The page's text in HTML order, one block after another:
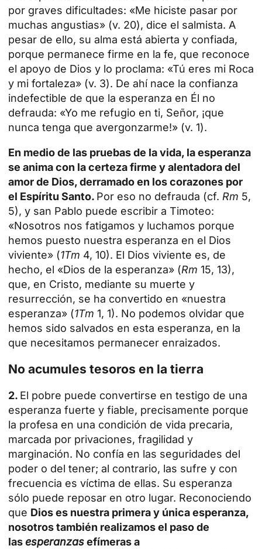
por graves dificultades: «Me hiciste pasar por
muchas angustias» (v. 20), dice el salmista. A
pesar de ello, su alma está abierta y confiada,
porque permanece firme en la fe, que reconoce
el apoyo de Dios y lo proclama: «Tú eres mi Roca
y mi fortaleza» (v. 3). De ahí nace la confianza
indefectible de que la esperanza en Él no
defrauda: «Yo me refugio en ti, Señor, ¡que
nunca tenga que avergonzarme!» (v. 1).
En medio de las pruebas de la vida, la esperanza
se anima con la certeza firme y alentadora del
amor de Dios, derramado en los corazones por
el Espíritu Santo. Por eso no defrauda (cf. Rm 5,
5), y san Pablo puede escribir a Timoteo:
«Nosotros nos fatigamos y luchamos porque
hemos puesto nuestra esperanza en el Dios
viviente» (1Tm 4, 10). El Dios viviente es, de
hecho, el «Dios de la esperanza» (Rm 15, 13),
que, en Cristo, mediante su muerte y
resurrección, se ha convertido en «nuestra
esperanza» (1Tm 1, 1). No podemos olvidar que
hemos sido salvados en esta esperanza, en la
que necesitamos permanecer enraizados.
No acumules tesoros en la tierra
2. El pobre puede convertirse en testigo de una
esperanza fuerte y fiable, precisamente porque
la profesa en una condición de vida precaria,
marcada por privaciones, fragilidad y
marginación. No confía en las seguridades del
poder o del tener; al contrario, las sufre y con
frecuencia es víctima de ellas. Su esperanza
sólo puede reposar en otro lugar. Reconociendo
que Dios es nuestra primera y única esperanza,
nosotros también realizamos el paso de
lasesperanzasefímeras a